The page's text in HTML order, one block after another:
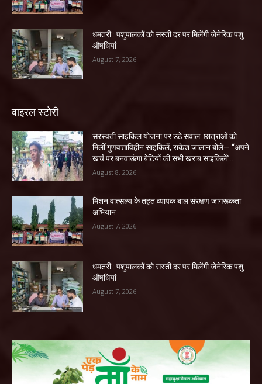
धमतरी : पशुपालकों को सस्ती दर पर मिलेंगी जेनेरिक पशु
औषधियां
August 7, 2026
वाइरल स्टोरी
सरस्वती साइकिल योजना पर उठे सवाल: छात्राओं को
मिलीं गुणवत्ताविहीन साइकिलें, राकेश जालान बोले— “अपने
खर्च पर बनवाऊंगा बेटियों की सभी खराब साइकिलें”..
August 8, 2026
मिशन वात्सल्य के तहत व्यापक बाल संरक्षण जागरूकता
अभियान
August 7, 2026
धमतरी : पशुपालकों को सस्ती दर पर मिलेंगी जेनेरिक पशु
औषधियां
August 7, 2026